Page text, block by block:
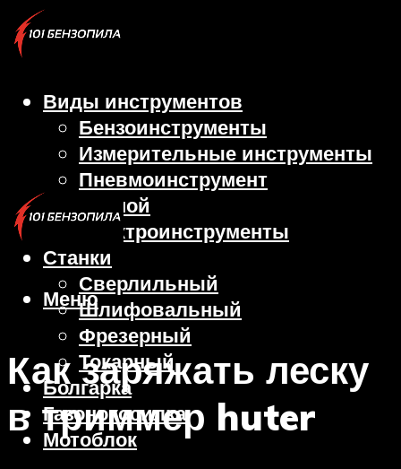
Виды инструментов
Бензоинструменты
Измерительные инструменты
Пневмоинструмент
Ручной
Электроинструменты
Станки
Сверлильный
Шлифовальный
Фрезерный
Токарный
Болгарка
Газонокосилка
Мотоблок
Меню
Как заряжать леску
в триммер huter